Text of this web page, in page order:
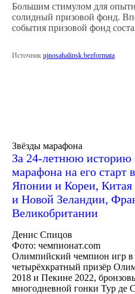
Большим стимулом для
солидный призовой фонд.
события призовой фонд
Источник ujnosahalinsk.bezformata
Звёзды марафона
За 24-летнюю историю
марафона на его
Японии и Кореи, Китая
и Новой Зеландии,
Великобритании
Денис Спицов
Фото: чемпионат.com
Олимпийский чемпион игр в
четырёхкратный призёр
2018 и Пекине 2022,
многодневной гонки Тур де